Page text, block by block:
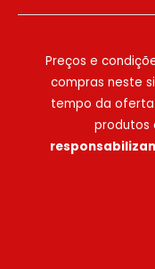
em São Paulo naE
possibilitamos que
encontrem as
descartáveis,
custo-benefício.
WhatsApp:(11)
E-mail: [email
Seg-Sex:08:00h às
08:00h às
Domingo e
Preços e
compras neste
tempo da
produtos